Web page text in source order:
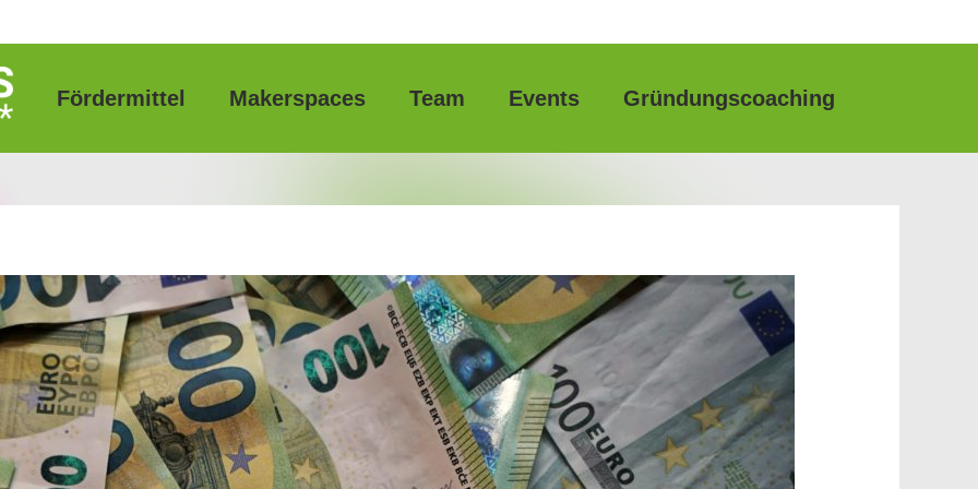
Fördermittel Makerspaces Team Events Gründungscoaching